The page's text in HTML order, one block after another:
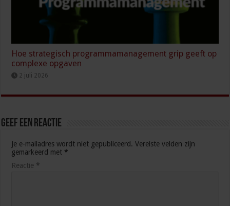
Hoe strategisch programmamanagement grip geeft op
complexe opgaven
2 juli 2026
Geef een reactie
Je e-mailadres wordt niet gepubliceerd. Vereiste velden zijn
gemarkeerd met *
Reactie *